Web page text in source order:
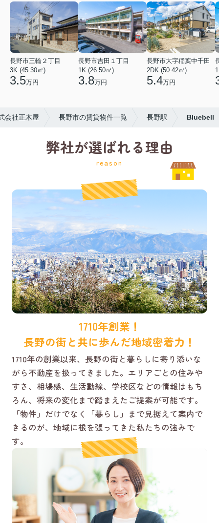
長野市三輪２丁目
3K (45.30㎡)
3.5万円
長野市吉田１丁目
1K (26.50㎡)
3.8万円
長野市大字稲葉中千田
2DK (50.42㎡)
5.4万円
会社正木屋 長野市の賃貸物件一覧 長野駅 Bluebell
弊社が選ばれる理由
reason
1710年創業！
長野の街と共に歩んだ地域密着力！
1710年の創業以来、長野の街と暮らしに寄り添いな
がら不動産を扱ってきました。エリアごとの住みや
すさ、相場感、生活動線、学校区などの情報はもち
ろん、将来の変化まで踏まえたご提案が可能です。
「物件」だけでなく「暮らし」まで見据えて案内で
きるのが、地域に根を張ってきた私たちの強みで
す。